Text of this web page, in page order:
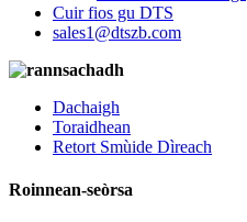
Cuir fios gu DTS
sales1@dtszb.com
Dachaigh
Toraidhean
Retort Smùide Dìreach
Roinnean-seòrsa